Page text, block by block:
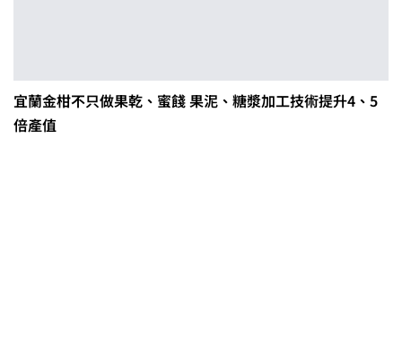
宜蘭金柑不只做果乾、蜜餞 果泥、糖漿加工技術提升4、5
倍產值